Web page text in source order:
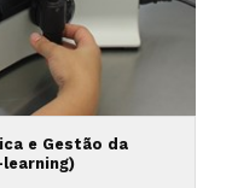
e Gestão da